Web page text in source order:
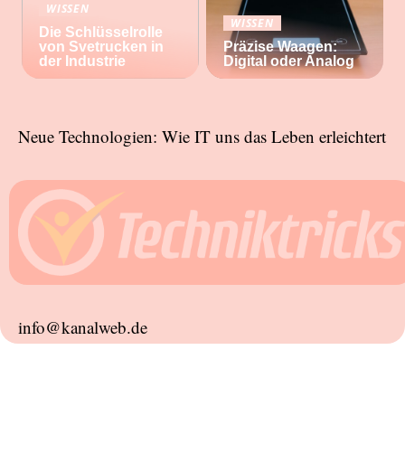
WISSEN
Die Schlüsselrolle
von Svetrucken in
der Industrie
WISSEN
Präzise Waagen:
Digital oder Analog
Neue Technologien: Wie IT uns das Leben erleichtert
info@kanalweb.de